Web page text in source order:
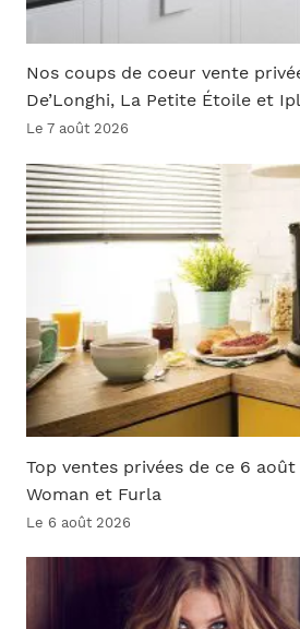
Nos coups de coeur vente
De’Longhi, La Petite Étoile et
Le 7 août 2026
Top ventes privées de ce 6 août
Woman et Furla
Le 6 août 2026